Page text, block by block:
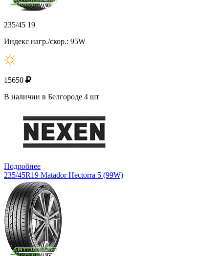
235/45 19
Индекс нагр./скор.: 95W
15650
В наличии в Белгороде 4 шт
Подробнее
235/45R19 Matador Hectorra 5 (99W)